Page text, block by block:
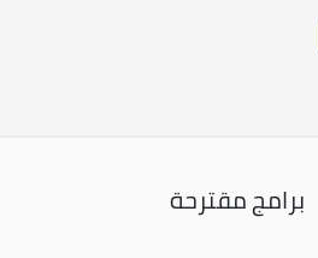
برامج مقترحة